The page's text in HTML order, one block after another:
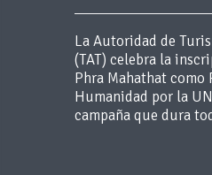
La Autoridad de
(TAT) celebra la
Phra Mahathat
Humanidad por la
campaña que dura